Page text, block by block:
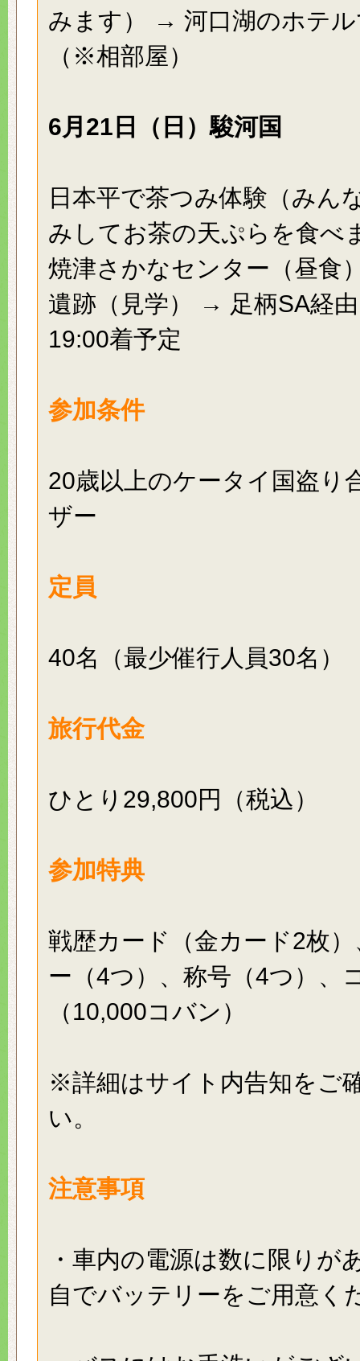
みます） → 河口湖のホテ
（※相部屋）
6月21日（日）駿河国
日本平で茶つみ体験（みん
みしてお茶の天ぷらを食べ
焼津さかなセンター（昼食
遺跡（見学） → 足柄SA経
19:00着予定
参加条件
20歳以上のケータイ国盗り
ザー
定員
40名（最少催行人員30名）
旅行代金
ひとり29,800円（税込）
参加特典
戦歴カード（金カード2枚
ー（4つ）、称号（4つ）、
（10,000コバン）
※詳細はサイト内告知をご
い。
注意事項
・車内の電源は数に限りが
自でバッテリーをご用意く